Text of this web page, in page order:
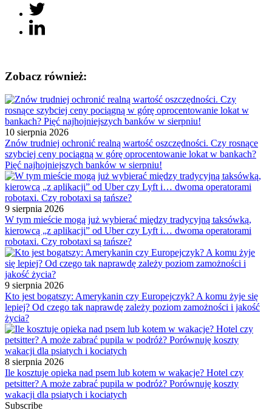
Zobacz również:
10 sierpnia 2026
Znów trudniej ochronić realną wartość oszczędności. Czy rosnące
szybciej ceny pociągną w górę oprocentowanie lokat w bankach?
Pięć najhojniejszych banków w sierpniu!
9 sierpnia 2026
W tym mieście mogą już wybierać między tradycyjną taksówką,
kierowcą „z aplikacji” od Uber czy Lyft i… dwoma operatorami
robotaxi. Czy robotaxi są tańsze?
9 sierpnia 2026
Kto jest bogatszy: Amerykanin czy Europejczyk? A komu żyje się
lepiej? Od czego tak naprawdę zależy poziom zamożności i jakość
życia?
8 sierpnia 2026
Ile kosztuje opieka nad psem lub kotem w wakacje? Hotel czy
petsitter? A może zabrać pupila w podróż? Porównuję koszty
wakacji dla psiatych i kociatych
Subscribe